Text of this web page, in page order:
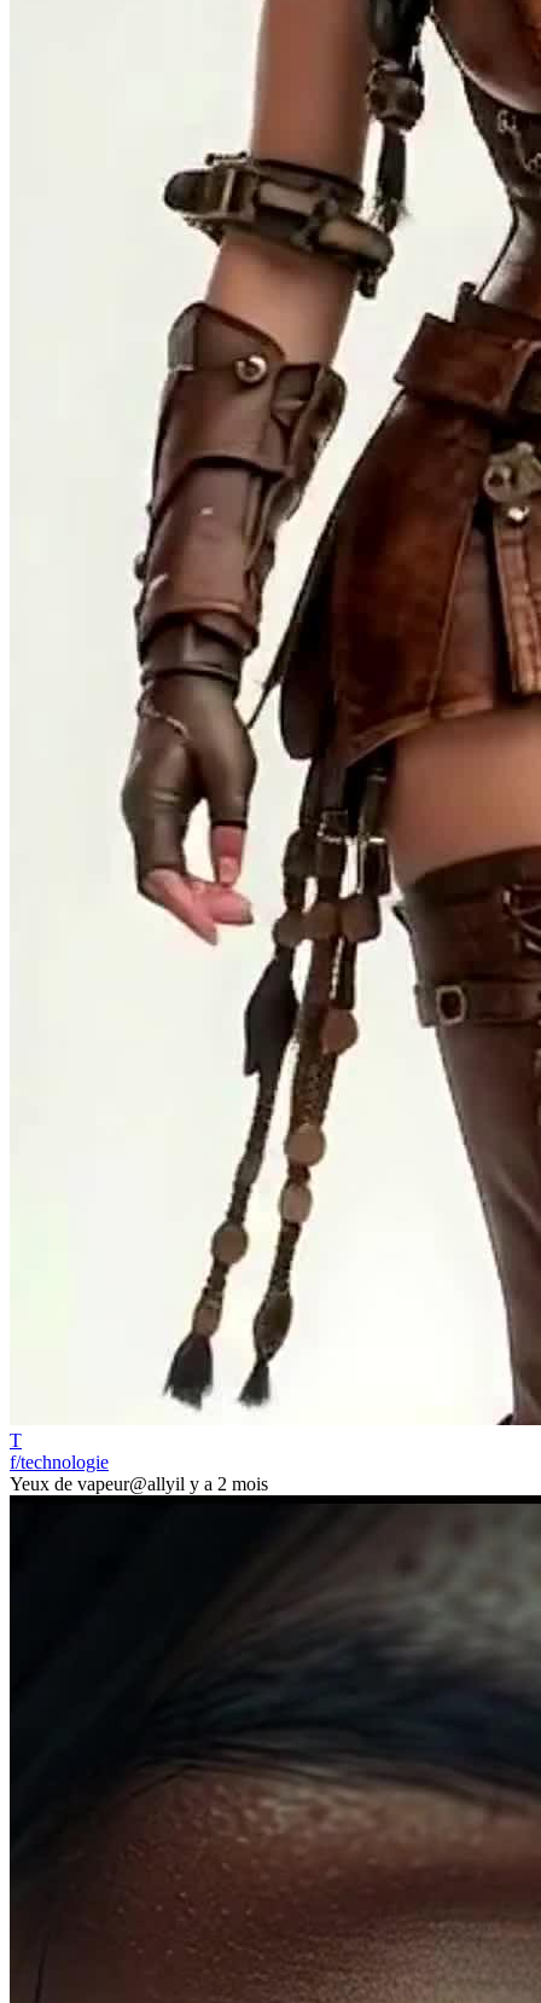
T
f/technologie
Yeux de vapeur@allyil y a 2 mois